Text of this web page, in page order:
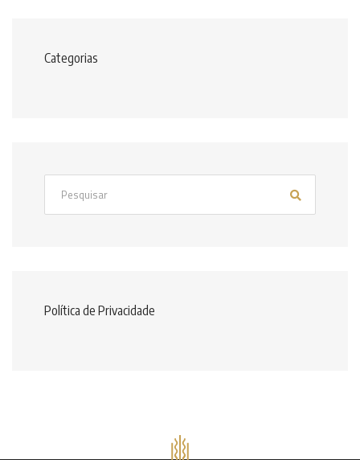
Categorias
Política de Privacidade